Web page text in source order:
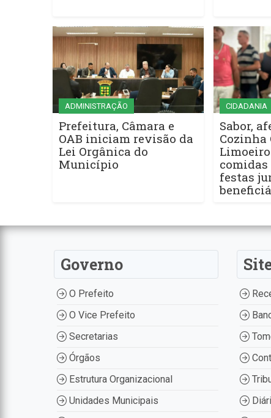
ADMINISTRAÇÃO
Prefeitura, Câmara e
OAB iniciam revisão da
Lei Orgânica do
Município
CIDADANIA
Sabor,
Cozinha
festas
Governo
O Prefeito
O Vice Prefeito
Secretarias
Órgãos
Estrutura Organizacional
Unidades Municipais